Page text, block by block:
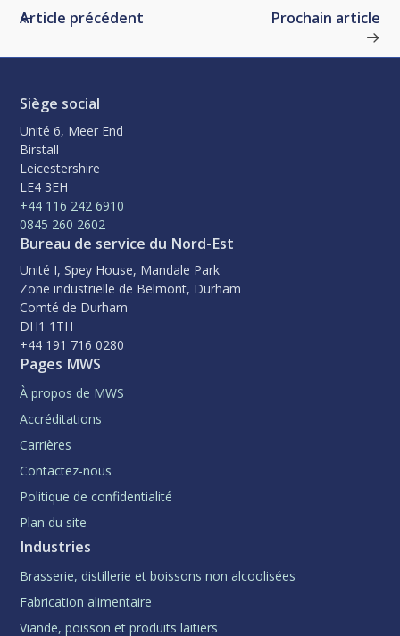
Article précédent Prochain article
Siège social
Unité 6, Meer End
Birstall
Leicestershire
LE4 3EH
+44 116 242 6910
0845 260 2602
Bureau de service du Nord-Est
Unité I, Spey House, Mandale Park
Zone industrielle de Belmont, Durham
Comté de Durham
DH1 1TH
+44 191 716 0280
Pages MWS
À propos de MWS
Accréditations
Carrières
Contactez-nous
Politique de confidentialité
Plan du site
Industries
Brasserie, distillerie et boissons non alcoolisées
Fabrication alimentaire
Viande, poisson et produits laitiers